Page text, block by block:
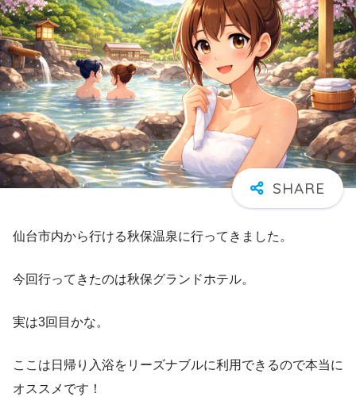
仙台市内から行ける秋保温泉に行ってきました。
今回行ってきたのは秋保グランドホテル。
実は3回目かな。
ここは日帰り入浴をリーズナブルに利用できるので本当に
オススメです！